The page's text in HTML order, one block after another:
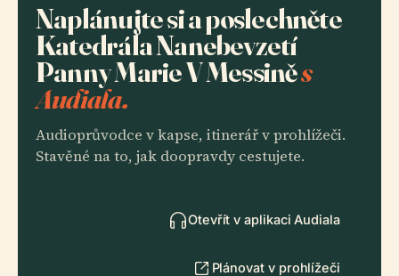
Naplánujte si a poslechněte
Katedrála Nanebevzetí
Panny Marie V Messiněs
Audiala.
Audioprůvodce v kapse, itinerář v prohlížeči.
Stavěné na to, jak doopravdy cestujete.
Otevřít v aplikaci Audiala
Plánovat v prohlížeči